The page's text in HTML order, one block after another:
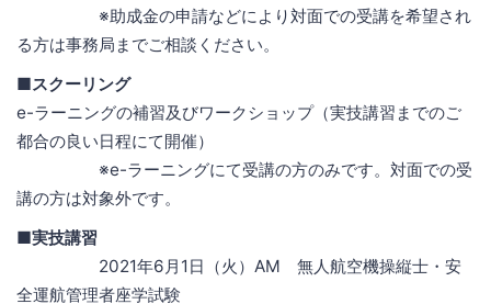
※助成金の申請などにより対面での受講を希望され
る方は事務局までご相談ください。
■スクーリング
e-ラーニングの補習及びワークショップ（実技講習までのご
都合の良い日程にて開催）
※e-ラーニングにて受講の方のみです。対面での受
講の方は対象外です。
■実技講習
2021年6月1日（火）AM 無人航空機操縦士・安
全運航管理者座学試験